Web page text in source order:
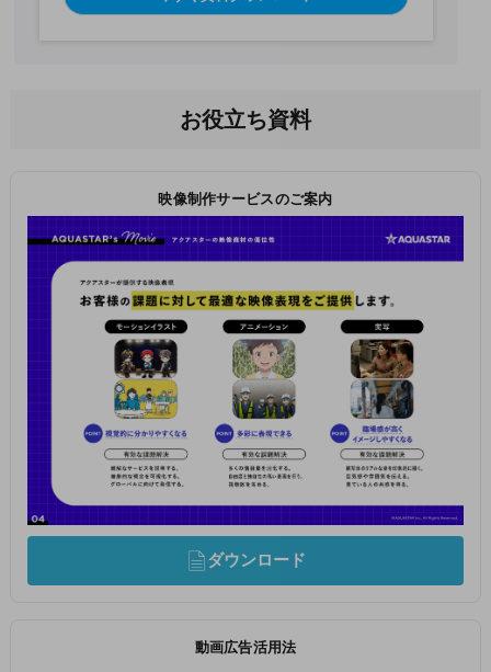
お役立ち資料
映像制作サービスのご案内
ダウンロード
動画広告活用法